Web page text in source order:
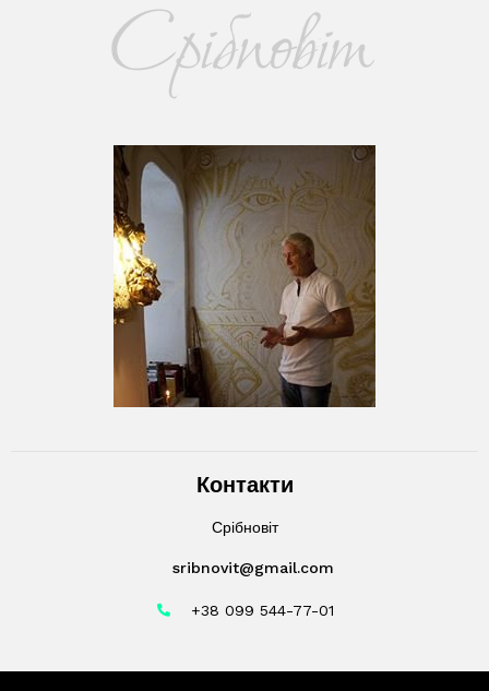
Контакти
Срібновіт
sribnovit@gmail.com
+38 099 544-77-01